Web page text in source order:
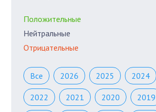
Положительные
Нейтральные
Отрицательные
Все 2026 2025 2024
2022 2021 2020 2019